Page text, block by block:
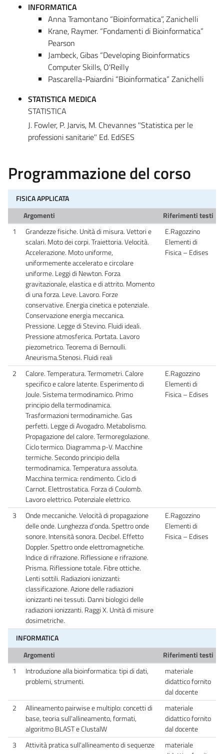
INFORMATICA
Anna Tramontano “Bioinformatica”, Zanichelli
Krane, Raymer. “Fondamenti di Bioinformatica”
Pearson
Jambeck, Gibas “Developing Bioinformatics
Computer Skills, O'Reilly
Pascarella-Paiardini “Bioinformatica” Zanichelli
STATISTICA MEDICA
STATISTICA
J. Fowler, P. Jarvis, M. Chevannes "Statistica per le
professioni sanitarie" Ed. EdiSES
Programmazione del corso
FISICA APPLICATA
Argomenti
Riferimenti testi
1
Grandezze fisiche. Unità di misura. Vettori e
scalari. Moto dei corpi. Traiettoria. Velocità.
Accelerazione. Moto uniforme,
uniformemente accelerato e circolare
uniforme. Leggi di Newton. Forza
gravitazionale, elastica e di attrito. Momento
di una forza. Leve. Lavoro. Forze
conservative. Energia cinetica e potenziale.
Conservazione energia meccanica.
Pressione. Legge di Stevino. Fluidi ideali.
Pressione atmosferica. Portata. Lavoro
piezometrico. Teorema di Bernoulli.
Aneurisma.Stenosi. Fluidi reali
E.Ragozzino
Elementi di
Fisica – Edises
2
Calore. Temperatura. Termometri. Calore
specifico e calore latente. Esperimento di
Joule. Sistema termodinamico. Primo
principio della termodinamica.
Trasformazioni termodinamiche. Gas
perfetti. Legge di Avogadro. Metabolismo.
Propagazione del calore. Termoregolazione.
Ciclo termico. Diagramma p-V. Macchine
termiche. Secondo principio della
termodinamica. Temperatura assoluta.
Macchina termica: rendimento. Ciclo di
Carnot. Elettrostatica. Forza di Coulomb.
Lavoro elettrico. Potenziale elettrico.
E.Ragozzino
Elementi di
Fisica – Edises
3
Onde meccaniche. Velocità di propagazione
delle onde. Lunghezza d’onda. Spettro onde
sonore. Intensità sonora. Decibel. Effetto
Doppler. Spettro onde elettromagnetiche.
Indice di rifrazione. Riflessione e rifrazione.
Prisma. Riflessione totale. Fibre ottiche.
Lenti sottili. Radiazioni ionizzanti:
classificazione. Azione delle radiazioni
ionizzanti nei tessuti. Danni biologici delle
radiazioni ionizzanti. Raggi X. Unità di misure
dosimetriche.
E.Ragozzino
Elementi di
Fisica – Edises
INFORMATICA
Argomenti
Riferimenti testi
1
Introduzione alla bioinformatica: tipi di dati,
problemi, strumenti.
materiale
didattico fornito
dal docente
2
Allineamento pairwise e multiplo: concetti di
base, teoria sull'allineamento, formati,
algoritmo BLAST e ClustalW
materiale
didattico fornito
dal docente
3
Attività pratica sull'allineamento di sequenze
materiale